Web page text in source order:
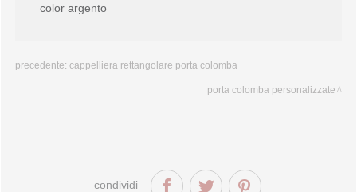
color argento
precedente: cappelliera rettangolare porta colomba
porta colomba personalizzate
condividi